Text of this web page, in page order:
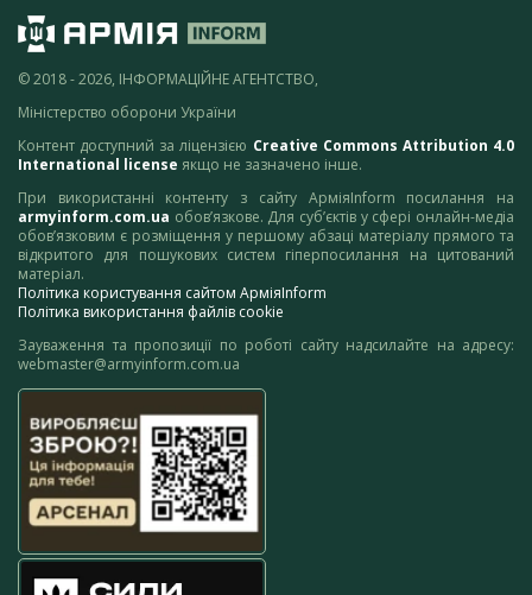
© 2018 - 2026, ІНФОРМАЦІЙНЕ АГЕНТСТВО,
Міністерство оборони України
Контент доступний за ліцензією Creative Commons Attribution 4.0
International license якщо не зазначено інше.
При використанні контенту з сайту АрміяInform посилання на
armyinform.com.ua обов’язкове. Для суб’єктів у сфері онлайн-медіа
обов’язковим є розміщення у першому абзаці матеріалу прямого та
відкритого для пошукових систем гіперпосилання на цитований
матеріал.
Політика користування сайтом АрміяInform
Політика використання файлів cookie
Зауваження та пропозиції по роботі сайту надсилайте на адресу:
webmaster@armyinform.com.ua